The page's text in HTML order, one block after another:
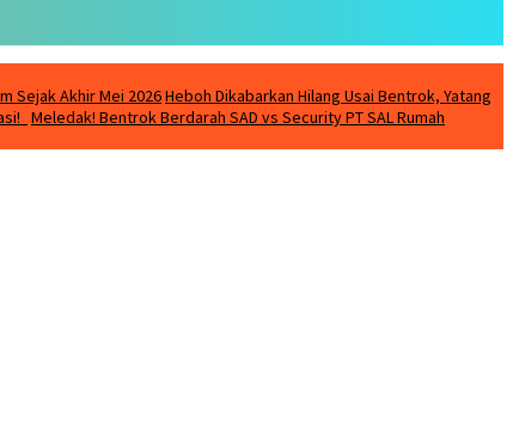
Sejak Akhir Mei 2026Heboh Dikabarkan Hilang Usai Bentrok, Yatang
Meledak! Bentrok Berdarah SAD vs Security PT SAL Rumah